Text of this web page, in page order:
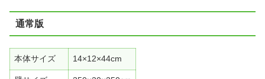
通常版
本体サイズ 14×12×44cm